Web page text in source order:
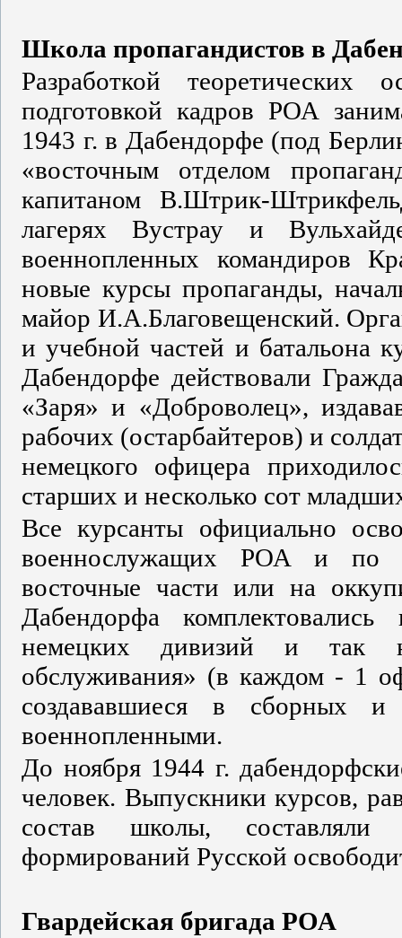
Школа пропагандистов в
Разработкой теоретических
подготовкой кадров РОА
1943 г. в Дабендорфе (под
«восточным отделом
капитаном В.Штрик-
лагерях Вустрау и
военнопленных командиров
новые курсы пропаганды,
майор И.А.Благовещенский.
и учебной частей и батальона
Дабендорфе действовали
«Заря» и «Доброволец»,
рабочих (остарбайтеров) и
немецкого офицера
старших и несколько сот
Все курсанты официально
военнослужащих РОА и по
восточные части или на
Дабендорфа
немецких дивизий и так
обслуживания» (в каждом - 1
создававшиеся в сборных
военнопленными.
До ноября 1944 г.
человек. Выпускники курсов,
состав школы,
формирований Русской
Гвардейская бригада РОА